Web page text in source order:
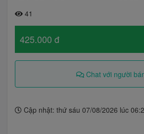
41
425.000 đ
Chat với người
Cập nhật: thứ sáu 07/08/2026 lúc